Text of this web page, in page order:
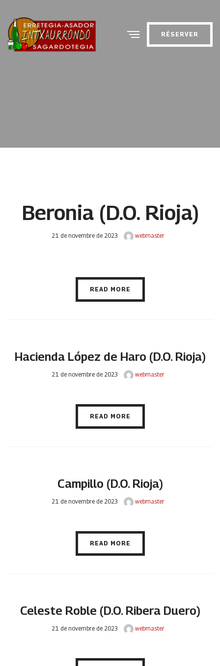
RÉSERVER
Beronia (D.O. Rioja)
21 de novembre de 2023 webmaster
READ MORE
Hacienda López de Haro (D.O. Rioja)
21 de novembre de 2023 webmaster
READ MORE
Campillo (D.O. Rioja)
21 de novembre de 2023 webmaster
READ MORE
Celeste Roble (D.O. Ribera Duero)
21 de novembre de 2023 webmaster